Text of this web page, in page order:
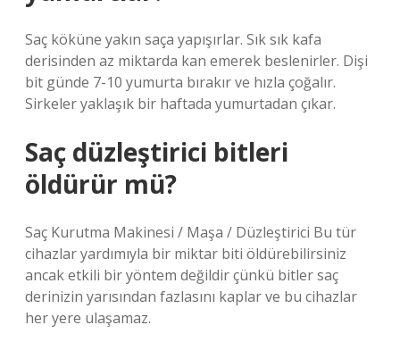
Saç köküne yakın saça yapışırlar. Sık sık kafa
derisinden az miktarda kan emerek beslenirler. Dişi
bit günde 7-10 yumurta bırakır ve hızla çoğalır.
Sirkeler yaklaşık bir haftada yumurtadan çıkar.
Saç düzleştirici bitleri
öldürür mü?
Saç Kurutma Makinesi / Maşa / Düzleştirici Bu tür
cihazlar yardımıyla bir miktar biti öldürebilirsiniz
ancak etkili bir yöntem değildir çünkü bitler saç
derinizin yarısından fazlasını kaplar ve bu cihazlar
her yere ulaşamaz.